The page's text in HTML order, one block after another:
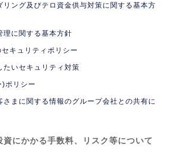
リング及びテロ資金供与対策に関する基本方
理に関する基本方針
キュリティポリシー
たいセキュリティ対策
ポリシー
さまに関する情報のグループ会社との共有に
にかかる手数料、リスク等について